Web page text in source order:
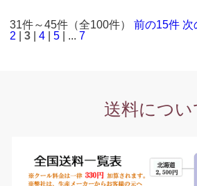
31件～45件（全100件）前の15件 次
2 |3 |4 |5 | ...7
送料につい